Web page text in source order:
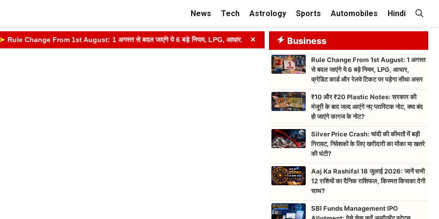
News Tech Astrology Sports Automobiles Hindi
Rule Change From 1st August: 1 अगस्त से बदल जाएंगे ये 6 बड़े नियम, LPG, आधार, क्रेडिट कार्ड और रेलवे टिकट पर पड़ेगा सीधा असर
× Business
Rule Change From 1st August: 1 अगस्त
से बदल जाएंगे ये 6 बड़े नियम, LPG, आधार,
क्रेडिट कार्ड और रेलवे टिकट पर पड़ेगा सीधा असर
₹10 और ₹20 Plastic Notes: सरकार की
मंजूरी के बाद जल्द आएंगे नए प्लास्टिक नोट, क्या बंद
हो जाएंगे कागज के नोट?
Silver Price Crash: चांदी की कीमतों में बड़ी
गिरावट, निवेशकों के लिए खरीदारी का मौका या खतरे
की घंटी?
Aaj Ka Rashifal 18 जुलाई 2026: जानें सभी
12 राशियों का दैनिक राशिफल, किस्मत किसका देगी
साथ?
SBI Funds Management IPO